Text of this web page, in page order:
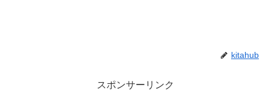
kitahub
スポンサーリンク